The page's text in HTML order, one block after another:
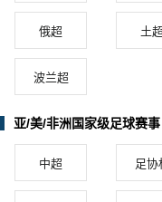
俄超 土超
波兰超
亚/美/非洲国家级足球赛事
中超 足协